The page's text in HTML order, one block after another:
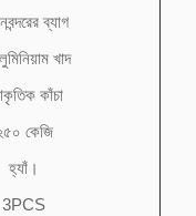
ব্যাগ
খাদ
কাঁচা
কেজি
হ্যাঁ।
3PCS